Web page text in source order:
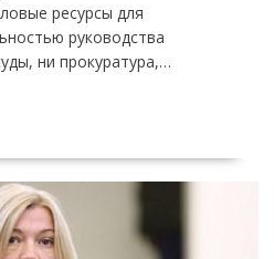
ресурсы для
руководства
ни прокуратура,…